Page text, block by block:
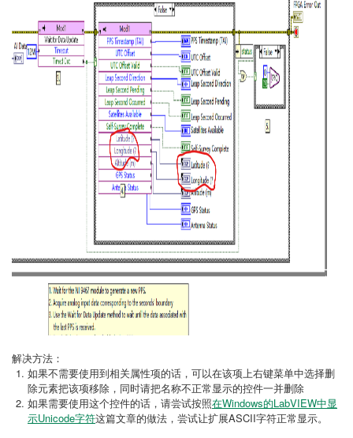
解决方法：
如果不需要使用到相关属性项的话，可以在该项上右键菜单中选择删
除元素把该项移除，同时请把名称不正常显示的控件一并删除
如果需要使用这个控件的话，请尝试按照在Windows的LabVIEW中显
示Unicode字符这篇文章的做法，尝试让扩展ASCII字符正常显示。